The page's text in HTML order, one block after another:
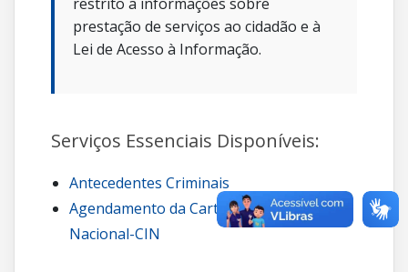
prestação de serviços ao cidadão e à
Lei de Acesso à Informação.
Serviços Essenciais Disponíveis:
Antecedentes Criminais
Agendamento da Carteira de Identidade
Nacional-CIN